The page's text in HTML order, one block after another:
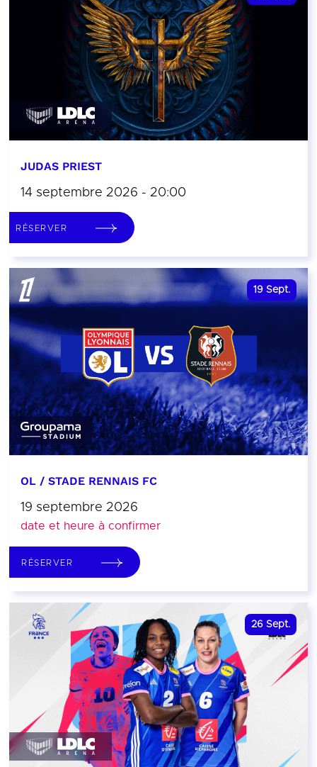
JUDAS PRIEST
14 septembre 2026 - 20:00
RÉSERVER
19 Sept.
OL / STADE RENNAIS FC
19 septembre 2026
date et heure à confirmer
RÉSERVER
26 Sept.